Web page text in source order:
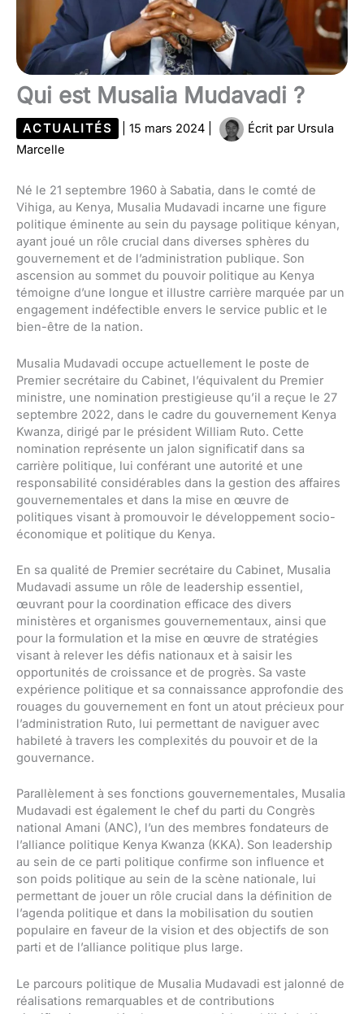
Qui est Musalia Mudavadi ?
ACTUALITÉS 15 mars 2024 Écrit par Ursula
Marcelle
Né le 21 septembre 1960 à Sabatia, dans le comté de
Vihiga, au Kenya, Musalia Mudavadi incarne une figure
politique éminente au sein du paysage politique kényan,
ayant joué un rôle crucial dans diverses sphères du
gouvernement et de l’administration publique. Son
ascension au sommet du pouvoir politique au Kenya
témoigne d’une longue et illustre carrière marquée par un
engagement indéfectible envers le service public et le
bien-être de la nation.
Musalia Mudavadi occupe actuellement le poste de
Premier secrétaire du Cabinet, l’équivalent du Premier
ministre, une nomination prestigieuse qu’il a reçue le 27
septembre 2022, dans le cadre du gouvernement Kenya
Kwanza, dirigé par le président William Ruto. Cette
nomination représente un jalon significatif dans sa
carrière politique, lui conférant une autorité et une
responsabilité considérables dans la gestion des affaires
gouvernementales et dans la mise en œuvre de
politiques visant à promouvoir le développement socio-
économique et politique du Kenya.
En sa qualité de Premier secrétaire du Cabinet, Musalia
Mudavadi assume un rôle de leadership essentiel,
œuvrant pour la coordination efficace des divers
ministères et organismes gouvernementaux, ainsi que
pour la formulation et la mise en œuvre de stratégies
visant à relever les défis nationaux et à saisir les
opportunités de croissance et de progrès. Sa vaste
expérience politique et sa connaissance approfondie des
rouages du gouvernement en font un atout précieux pour
l’administration Ruto, lui permettant de naviguer avec
habileté à travers les complexités du pouvoir et de la
gouvernance.
Parallèlement à ses fonctions gouvernementales, Musalia
Mudavadi est également le chef du parti du Congrès
national Amani (ANC), l’un des membres fondateurs de
l’alliance politique Kenya Kwanza (KKA). Son leadership
au sein de ce parti politique confirme son influence et
son poids politique au sein de la scène nationale, lui
permettant de jouer un rôle crucial dans la définition de
l’agenda politique et dans la mobilisation du soutien
populaire en faveur de la vision et des objectifs de son
parti et de l’alliance politique plus large.
Le parcours politique de Musalia Mudavadi est jalonné de
réalisations remarquables et de contributions